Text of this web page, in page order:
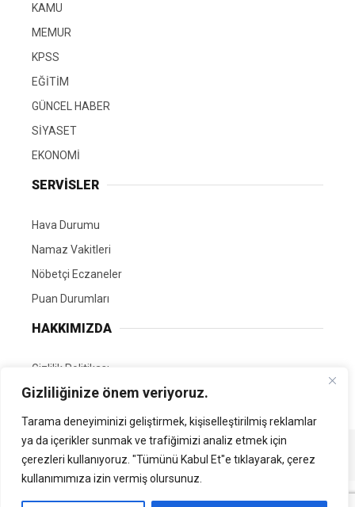
Gizliliğinize önem veriyoruz.
Tarama deneyiminizi geliştirmek, kişiselleştirilmiş reklamlar
ya da içerikler sunmak ve trafiğimizi analiz etmek için
çerezleri kullanıyoruz. "Tümünü Kabul Et"e tıklayarak, çerez
kullanımımıza izin vermiş olursunuz.
KAMU
MEMUR
KPSS
EĞİTİM
GÜNCEL HABER
SİYASET
EKONOMİ
SERVİSLER
Hava Durumu
Namaz Vakitleri
Nöbetçi Eczaneler
Puan Durumları
HAKKIMIZDA
Gizlilik Politikası
GÖNÜLLÜ EDİTÖRÜMÜZ OL
Tüm Hakları Saklıdır. | Kamubilgi.com | 2026